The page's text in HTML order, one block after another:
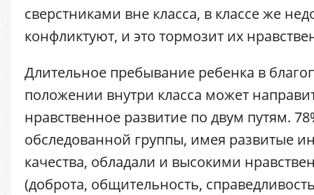
сверстниками вне класса, в классе же
конфликтуют, и это тормозит их
Длительное пребывание ребенка в
положении внутри класса может
нравственное развитие по двум путям.
обследованной группы, имея развитые
качества, обладали и высокими
(доброта, общительность,